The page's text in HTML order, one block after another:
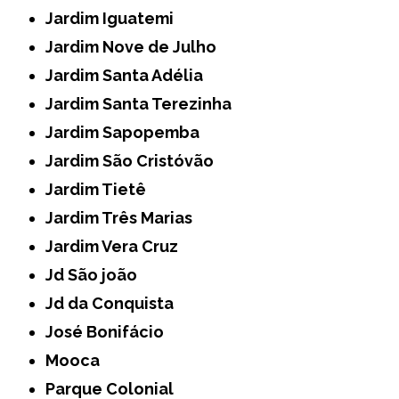
Jardim Iguatemi
Jardim Nove de Julho
Jardim Santa Adélia
Jardim Santa Terezinha
Jardim Sapopemba
Jardim São Cristóvão
Jardim Tietê
Jardim Três Marias
Jardim Vera Cruz
Jd São joão
Jd da Conquista
José Bonifácio
Mooca
Parque Colonial